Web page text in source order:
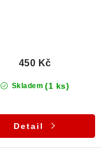
Skladem (1 ks)
450 Kč
Detail